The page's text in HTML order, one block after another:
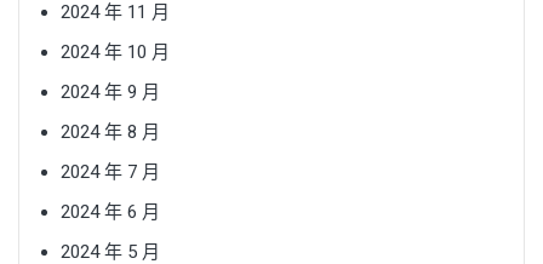
2024 年 11 月
2024 年 10 月
2024 年 9 月
2024 年 8 月
2024 年 7 月
2024 年 6 月
2024 年 5 月